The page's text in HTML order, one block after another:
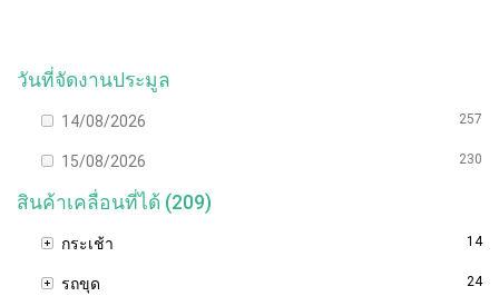
วันที่จัดงานประมูล
14/08/2026 257
15/08/2026 230
สินค้าเคลื่อนที่ได้ (209)
กระเช้า 14
รถขุด 24